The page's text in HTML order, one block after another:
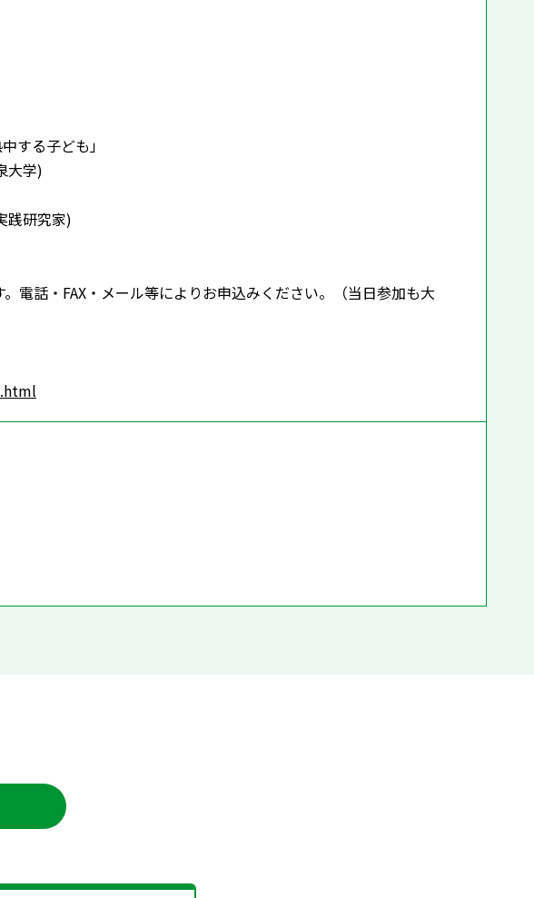
する子ども」
大学)
践研究家)
電話・FAX・メール等によりお申込みください。（当日参加も大